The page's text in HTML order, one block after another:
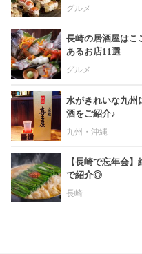
グルメ
長崎の居酒屋はこ
あるお店11選
グルメ
水がきれいな九州
酒をご紹介♪
九州・沖縄
【長崎で忘年会
で紹介◎
長崎